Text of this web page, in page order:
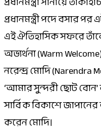
প্রধানমন্ত্রী পদে বসার
এই ঐতিহাসিক সফরে
অভ্যর্থনা (Warm
নরেন্দ্র মোদি (Narendra
‘আমার সুন্দরী ছোট
সার্বিক বিকাশে
করেন মোদি।